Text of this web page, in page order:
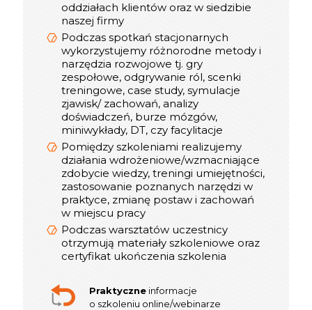
oddziałach klientów oraz w siedzibie
naszej firmy
Podczas spotkań stacjonarnych
wykorzystujemy różnorodne metody i
narzędzia rozwojowe tj. gry
zespołowe, odgrywanie ról, scenki
treningowe, case study, symulacje
zjawisk/ zachowań, analizy
doświadczeń, burze mózgów,
miniwykłady, DT, czy facylitacje
Pomiędzy szkoleniami realizujemy
działania wdrożeniowe/wzmacniające
zdobycie wiedzy, treningi umiejętności,
zastosowanie poznanych narzędzi w
praktyce, zmianę postaw i zachowań
w miejscu pracy
Podczas warsztatów uczestnicy
otrzymują materiały szkoleniowe oraz
certyfikat ukończenia szkolenia
Praktyczne informacje
o szkoleniu online/webinarze
certyfikat online
W trakcie realizacji spotkania online
do dyspozycji uczestników jest
konsultant, który dba o jakość
szkolenia
Optymalna liczba Uczestników w
interaktywnym szkoleniu online to 12
osób, w webinarze do 300
Praktyczne
informacje
o szkoleniu stacjonarnym